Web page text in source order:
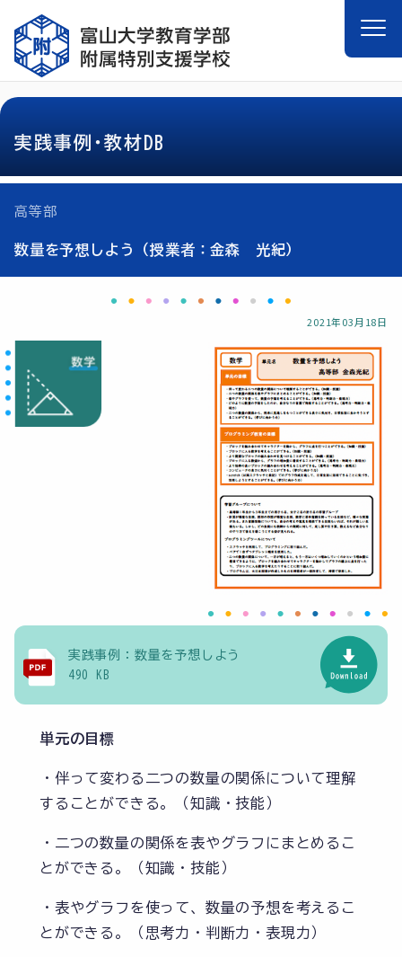
実践事例･教材DB
高等部
数量を予想しよう（授業者：金森 光紀）
2021年03月18日
実践事例：数量を予想しよう
490 KB
単元の目標
・伴って変わる二つの数量の関係について理解
することができる。（知識・技能）
・二つの数量の関係を表やグラフにまとめるこ
とができる。（知識・技能）
・表やグラフを使って、数量の予想を考えるこ
とができる。（思考力・判断力・表現力）